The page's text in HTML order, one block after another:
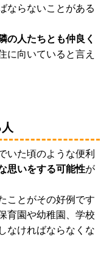
ならないことがある
の人たちとも仲良く
に向いていると言え
いた頃のような便利
思いをする可能性が
ことがその好例です
育園や幼稚園、学校
なければならなくな